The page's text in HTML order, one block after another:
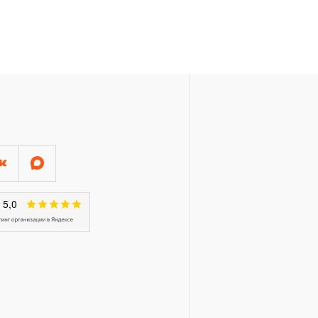
стяжки,
и инструментальные
срок гарантии в
замену по гарантийным
изделие;